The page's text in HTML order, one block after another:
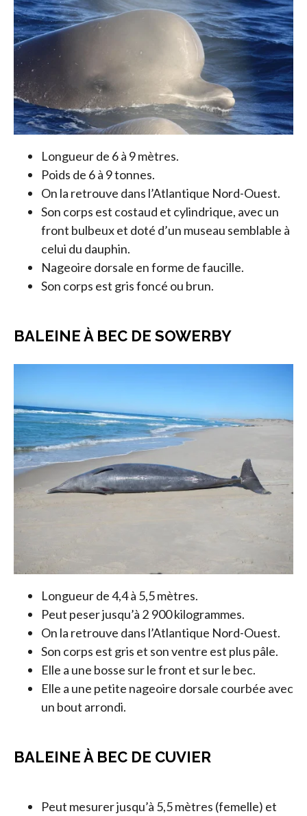
Longueur de 6 à 9 mètres.
Poids de 6 à 9 tonnes.
On la retrouve dans l’Atlantique Nord-Ouest.
Son corps est costaud et cylindrique, avec un
front bulbeux et doté d’un museau semblable à
celui du dauphin.
Nageoire dorsale en forme de faucille.
Son corps est gris foncé ou brun.
BALEINE À BEC DE SOWERBY
Longueur de 4,4 à 5,5 mètres.
Peut peser jusqu’à 2 900 kilogrammes.
On la retrouve dans l’Atlantique Nord-Ouest.
Son corps est gris et son ventre est plus pâle.
Elle a une bosse sur le front et sur le bec.
Elle a une petite nageoire dorsale courbée avec
un bout arrondi.
BALEINE À BEC DE CUVIER
Peut mesurer jusqu’à 5,5 mètres (femelle) et